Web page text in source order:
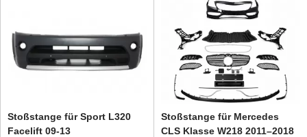
Stoßstange für Sport L320
Facelift 09-13
Stoßstange für Mercedes
CLS Klasse W218 2011–2018